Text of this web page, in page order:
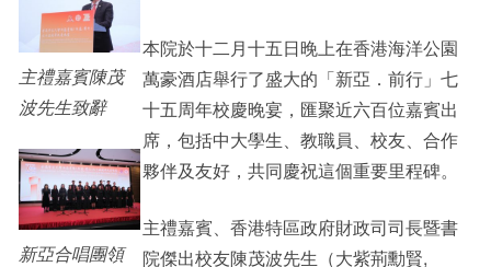
新亞影集
Staff Engagement
Alumni Connections
主禮嘉賓陳茂
波先生致辭
新亞合唱團領
本院於十二月十五日晚上在香港海洋公園
萬豪酒店舉行了盛大的「新亞．前行」七
十五周年校慶晚宴，匯聚近六百位嘉賓出
席，包括中大學生、教職員、校友、合作
夥伴及友好，共同慶祝這個重要里程碑。
主禮嘉賓、香港特區政府財政司司長暨書
院傑出校友陳茂波先生（大紫荊勳賢,